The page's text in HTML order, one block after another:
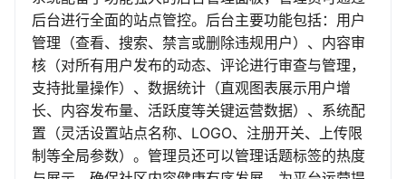
后台进行全面的站点管控。后台主要功能包括：用户
管理（查看、搜索、禁言或删除违规用户）、内容审
核（对所有用户发布的动态、评论进行审查与管理，
支持批量操作）、数据统计（直观图表展示用户增
长、内容发布量、活跃度等关键运营数据）、系统配
置（灵活设置站点名称、LOGO、注册开关、上传限
制等全局参数）。管理员还可以管理话题标签的热度